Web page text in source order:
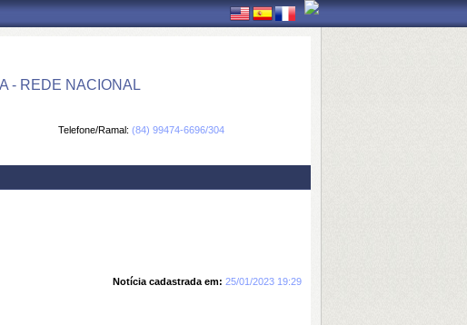
- REDE NACIONAL
Telefone/Ramal: (84) 99474-6696/304
Notícia cadastrada em: 25/01/2023 19:29